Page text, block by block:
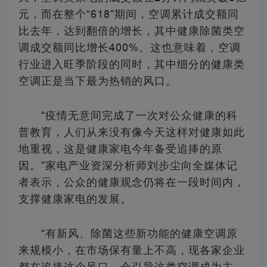
元，而在整个“618”期间，空调累计成交额同
比去年，达到翻倍的增长，其中健康除菌类空
调成交额同比增长400%。这也意味着，空调
行业进入旺季阶段的同时，其中细分的健康类
空调正是当下最为热销的风口。
“疫情无意间完成了一次对公众健康的科
普教育，人们从来没有像今天这样对健康如此
地重视，这是健康家电今年备受追捧的原
因。”家电产业资深分析师刘步尘向全媒体记
者表示，公众的健康观念仍将在一段时间内，
支撑健康家电的发展。
“有新风、除菌这些新功能的健康空调原
来规模小，在市场保有量上不高，现各家企业